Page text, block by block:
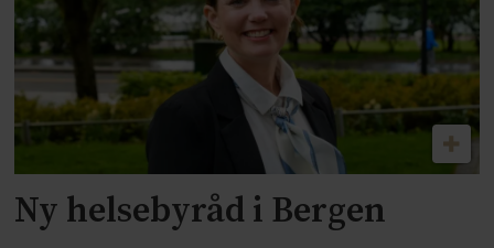
Ny helsebyråd i Bergen